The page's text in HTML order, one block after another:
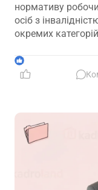
нормативу
осіб з
окремих
врахувати
практичні
1